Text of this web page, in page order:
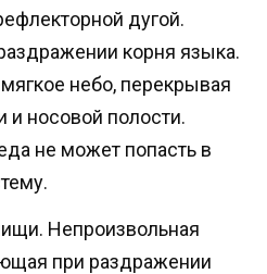
дугой.
корня языка.
небо, перекрывая
и носовой полости.
не может попасть в
Непроизвольная
при раздражении